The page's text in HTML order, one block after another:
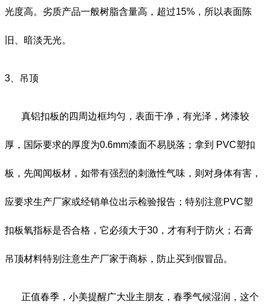
光度高。劣质产品一般树脂含量高，超过15%，所以表面陈
旧、暗淡无光。
3 、吊顶
真铝扣板的四周边框均匀，表面干净，有光泽，烤漆较
厚，国际要求的厚度为0.6mm漆面不易脱落；拿到 PVC塑扣
板，先闻闻板材，如带有强烈的刺激性气味，则对身体有害，
应要求生产厂家或经销单位出示检验报告；特别注意PVC塑
扣板氧指标是否合格，它必须大于30，才有利于防火；石膏
吊顶材料特别注意生产厂家于商标，防止买到假冒品。
正值春季，小美提醒广大业主朋友，春季气候湿润，这个